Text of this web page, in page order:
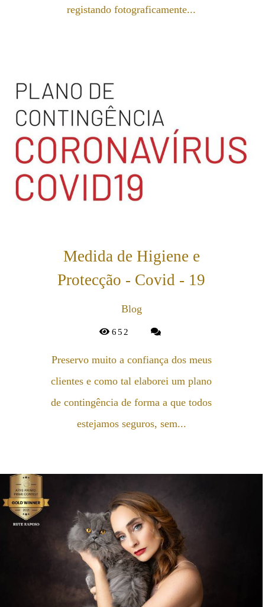
registando fotograficamente...
Medida de Higiene e
Protecção - Covid - 19
Blog
652
Preservo muito a confiança dos meus
clientes e como tal elaborei um plano
de contingência de forma a que todos
estejamos seguros, sem...